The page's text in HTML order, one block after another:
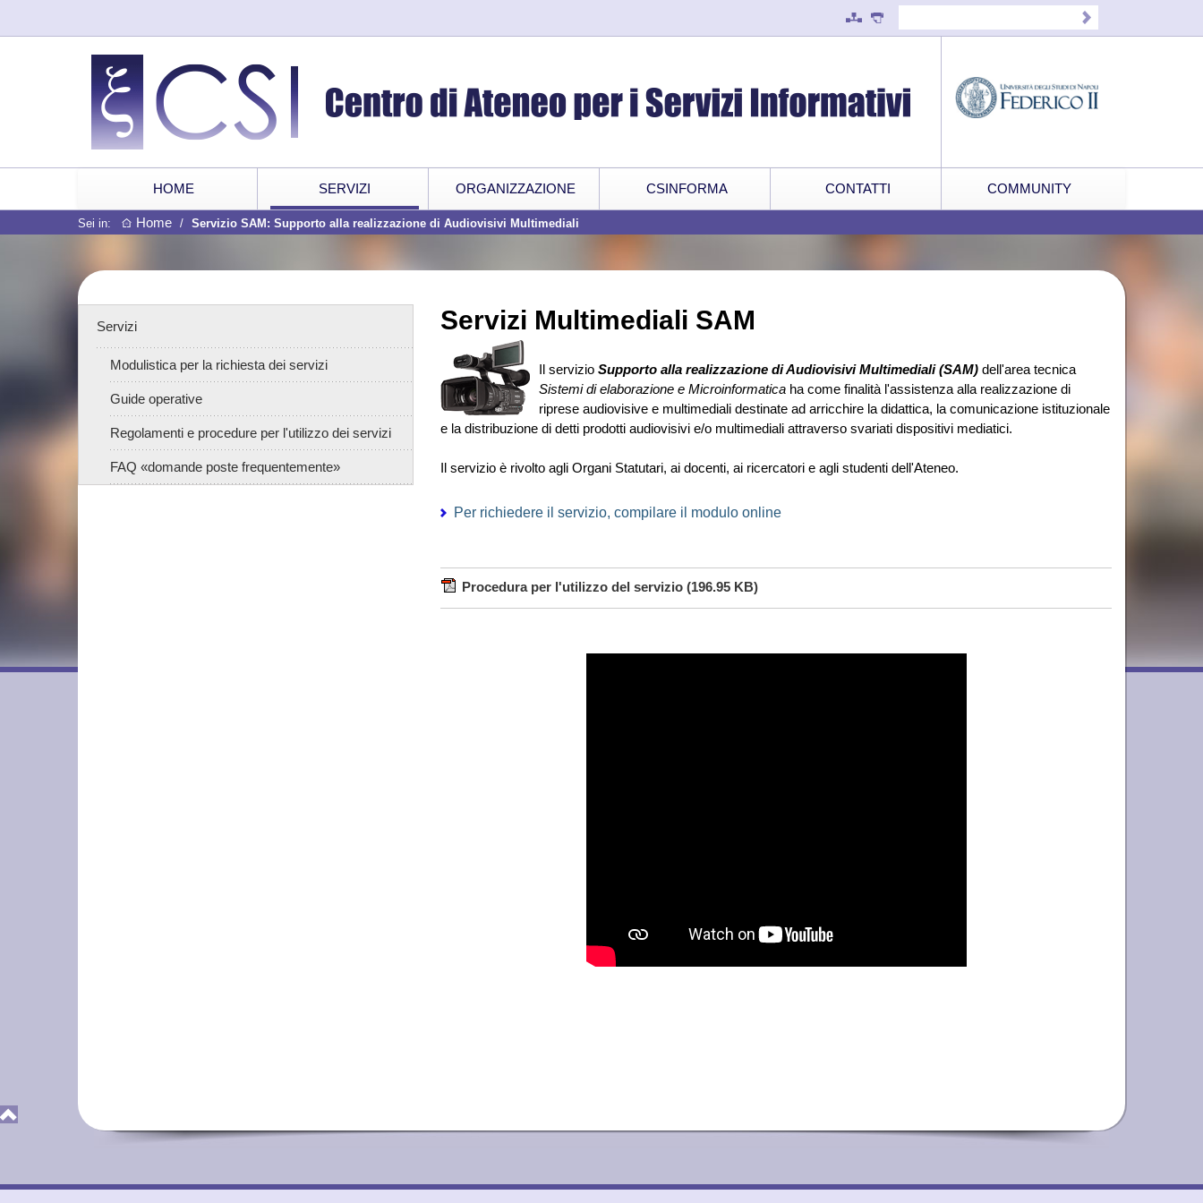
HOME SERVIZI ORGANIZZAZIONE CSINFORMA CONTATTI COMMUNITY
Sei in: Home / Servizio SAM: Supporto alla realizzazione di Audiovisivi Multimediali
Servizi
Modulistica per la richiesta dei servizi
Guide operative
Regolamenti e procedure per l'utilizzo dei servizi
FAQ «domande poste frequentemente»
Servizi Multimediali SAM
Il servizio Supporto alla realizzazione di Audiovisivi Multimediali (SAM) dell'area tecnica
Sistemi di elaborazione e Microinformatica ha come finalità l'assistenza alla realizzazione di
riprese audiovisive e multimediali destinate ad arricchire la didattica, la comunicazione istituzionale
e la distribuzione di detti prodotti audiovisivi e/o multimediali attraverso svariati dispositivi mediatici.
Il servizio è rivolto agli Organi Statutari, ai docenti, ai ricercatori e agli studenti dell'Ateneo.
Per richiedere il servizio, compilare il modulo online
Procedura per l'utilizzo del servizio (196.95 KB)